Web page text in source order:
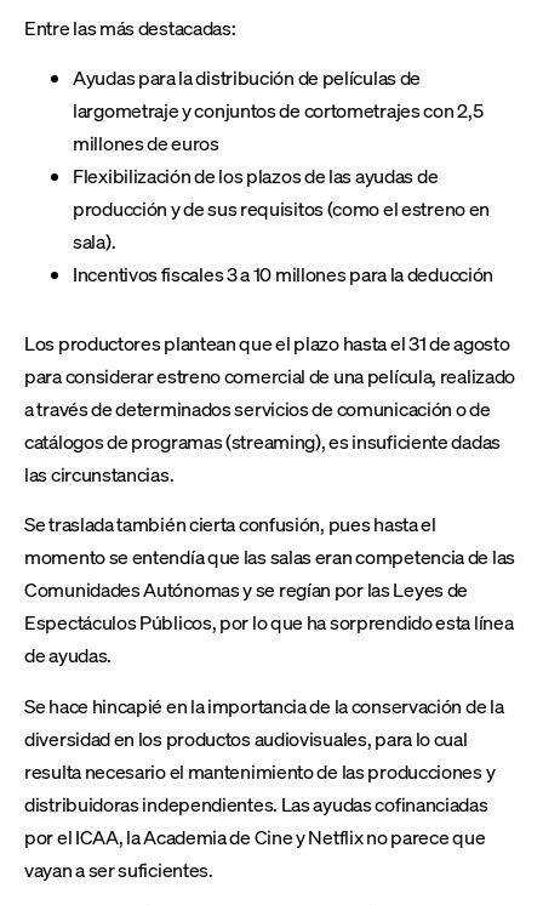
Entre las más destacadas:
Ayudas para la distribución de películas de
largometraje y conjuntos de cortometrajes con 2,5
millones de euros
Flexibilización de los plazos de las ayudas de
producción y de sus requisitos (como el estreno en
sala).
Incentivos fiscales 3 a 10 millones para la deducción
Los productores plantean que el plazo hasta el 31 de agosto
para considerar estreno comercial de una película, realizado
a través de determinados servicios de comunicación o de
catálogos de programas (streaming), es insuficiente dadas
las circunstancias.
Se traslada también cierta confusión, pues hasta el
momento se entendía que las salas eran competencia de las
Comunidades Autónomas y se regían por las Leyes de
Espectáculos Públicos, por lo que ha sorprendido esta línea
de ayudas.
Se hace hincapié en la importancia de la conservación de la
diversidad en los productos audiovisuales, para lo cual
resulta necesario el mantenimiento de las producciones y
distribuidoras independientes. Las ayudas cofinanciadas
por el ICAA, la Academia de Cine y Netflix no parece que
vayan a ser suficientes.